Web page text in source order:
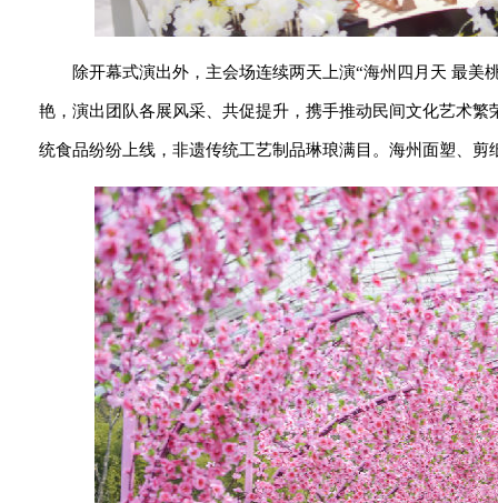
除开幕式演出外，主会场连续两天上演“海州四月天 最
艳，演出团队各展风采、共促提升，携手推动民间文化艺术
统食品纷纷上线，非遗传统工艺制品琳琅满目。海州面塑、